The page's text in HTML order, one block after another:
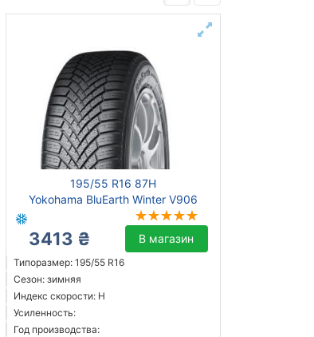
195/55 R16 87H
Yokohama BluEarth Winter V906
3413 ₴ В магазин
Типоразмер: 195/55 R16
Сезон: зимняя
Индекс скорости: H
Усиленность:
Год производства: